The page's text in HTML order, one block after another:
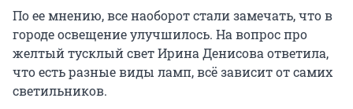
По ее мнению, все наоборот стали замечать, что в
городе освещение улучшилось. На вопрос про
желтый тусклый свет Ирина Денисова ответила,
что есть разные виды ламп, всё зависит от самих
светильников.